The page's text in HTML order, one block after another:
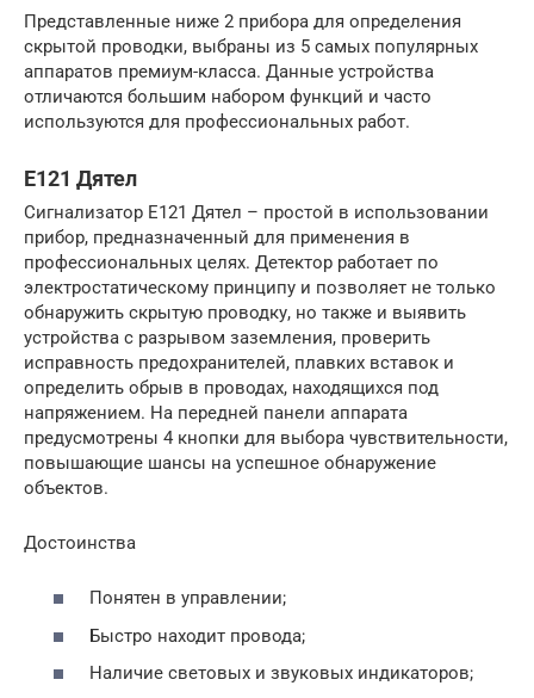
Представленные ниже 2 прибора для определения
скрытой проводки, выбраны из 5 самых популярных
аппаратов премиум-класса. Данные устройства
отличаются большим набором функций и часто
используются для профессиональных работ.
Е121 Дятел
Сигнализатор Е121 Дятел – простой в использовании
прибор, предназначенный для применения в
профессиональных целях. Детектор работает по
электростатическому принципу и позволяет не только
обнаружить скрытую проводку, но также и выявить
устройства с разрывом заземления, проверить
исправность предохранителей, плавких вставок и
определить обрыв в проводах, находящихся под
напряжением. На передней панели аппарата
предусмотрены 4 кнопки для выбора чувствительности,
повышающие шансы на успешное обнаружение
объектов.
Достоинства
Понятен в управлении;
Быстро находит провода;
Наличие световых и звуковых индикаторов;